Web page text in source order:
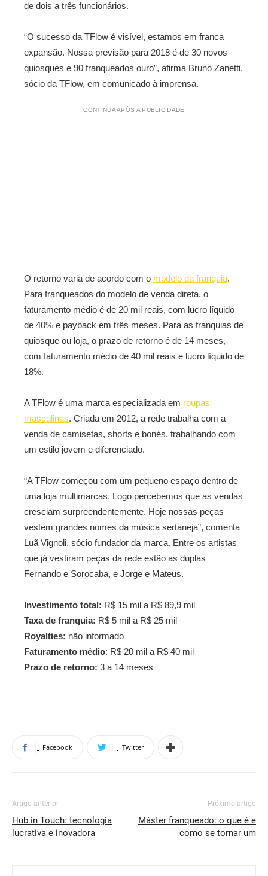
de dois a três funcionários.
“O sucesso da TFlow é visível, estamos em franca
expansão. Nossa previsão para 2018 é de 30 novos
quiosques e 90 franqueados ouro”, afirma Bruno Zanetti,
sócio da TFlow, em comunicado à imprensa.
CONTINUA APÓS A PUBLICIDADE
O retorno varia de acordo com o modelo da franquia.
Para franqueados do modelo de venda direta, o
faturamento médio é de 20 mil reais, com lucro líquido
de 40% e payback em três meses. Para as franquias de
quiosque ou loja, o prazo de retorno é de 14 meses,
com faturamento médio de 40 mil reais e lucro líquido de
18%.
A TFlow é uma marca especializada em roupas
masculinas. Criada em 2012, a rede trabalha com a
venda de camisetas, shorts e bonés, trabalhando com
um estilo jovem e diferenciado.
“A TFlow começou com um pequeno espaço dentro de
uma loja multimarcas. Logo percebemos que as vendas
cresciam surpreendentemente. Hoje nossas peças
vestem grandes nomes da música sertaneja”, comenta
Luã Vignoli, sócio fundador da marca. Entre os artistas
que já vestiram peças da rede estão as duplas
Fernando e Sorocaba, e Jorge e Mateus.
Investimento total: R$ 15 mil a R$ 89,9 mil
Taxa de franquia: R$ 5 mil a R$ 25 mil
Royalties: não informado
Faturamento médio: R$ 20 mil a R$ 40 mil
Prazo de retorno: 3 a 14 meses
Facebook Twitter
Artigo anterior
Hub in Touch: tecnologia
lucrativa e inovadora
Próximo artigo
Máster franqueado: o que é e
como se tornar um